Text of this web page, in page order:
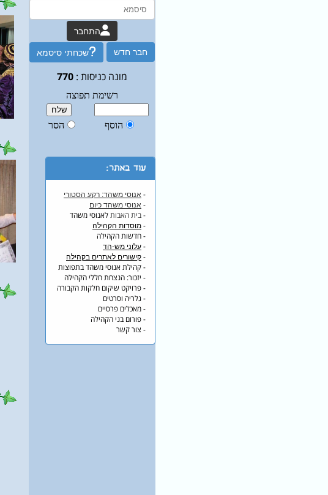
התחבר
חבר חדש שכחתי סיסמא
מונה כניסות : 770
עוד באתר:
- אנוסי משהד: רקע הסטורי
- אנוסי משהד כיום
- בית האבותלאנוסי משהד
- מוסדות הקהילה
- חדשות הקהילה
- עלוני מש-הד
- קישורים לאתרים בקהילה
- קהילת אנוסי משהד בתפוצות
- יזכור: הנצחת חללי הקהילה
- פרויקט שיקום חלקות הקבורה
- גלריה וסרטים
- מאכלים פרסיים
- פורום בני הקהילה
- צור קשר